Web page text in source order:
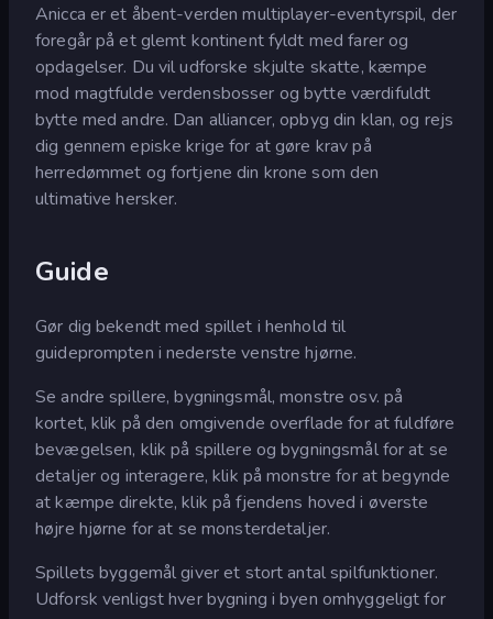
Anicca er et åbent-verden multiplayer-eventyrspil, der
foregår på et glemt kontinent fyldt med farer og
opdagelser. Du vil udforske skjulte skatte, kæmpe
mod magtfulde verdensbosser og bytte værdifuldt
bytte med andre. Dan alliancer, opbyg din klan, og rejs
dig gennem episke krige for at gøre krav på
herredømmet og fortjene din krone som den
ultimative hersker.
Guide
Gør dig bekendt med spillet i henhold til
guideprompten i nederste venstre hjørne.
Se andre spillere, bygningsmål, monstre osv. på
kortet, klik på den omgivende overflade for at fuldføre
bevægelsen, klik på spillere og bygningsmål for at se
detaljer og interagere, klik på monstre for at begynde
at kæmpe direkte, klik på fjendens hoved i øverste
højre hjørne for at se monsterdetaljer.
Spillets byggemål giver et stort antal spilfunktioner.
Udforsk venligst hver bygning i byen omhyggeligt for